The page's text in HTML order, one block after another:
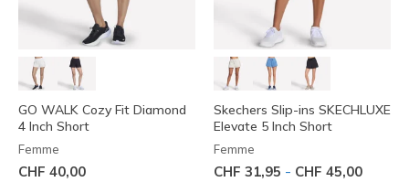
GO WALK Cozy Fit Diamond
4 Inch Short
Femme
CHF 40,00
Skechers Slip-ins SKECHLUXE
Elevate 5 Inch Short
Femme
CHF 31,95 - CHF 45,00